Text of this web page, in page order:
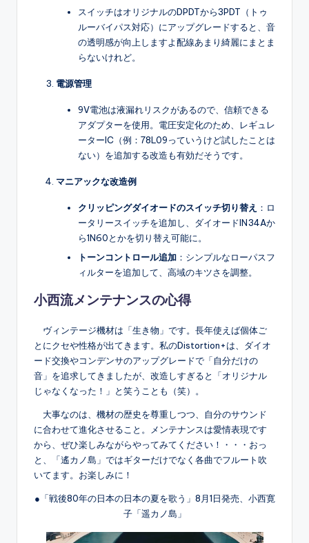
スイッチはオリジナルのDPDTから3PDT（トゥ
ルーバイパス対応）にアップグレードすると、音
の透明感が向上しますよ配線あまり綺麗にまとま
らないけれど。
電源管理
9V電池は液漏れリスクがあるので、信頼できる
アダプターを使用。電圧安定化のため、レギュレ
ーターIC（例：78L09っていうけど試したことは
ない）を追加する改造も有効だそうです。
マニアックな改造例
クリッピングダイオードのスイッチ切り替え ：ロ
ータリースイッチを追加し、ダイオードIN34Aか
ら1N60とかを切り替え可能に。
トーンコントロール追加 ：シンプルなローパスフ
ィルターを追加して、高域のキツさを調整。
小西流メンテナンスの心得
ヴィンテージ機材は「生き物」です。長年使えば個体ご
とにクセや性格が出てきます。私のDistortion+は、ダイオ
ード交換やコンデンサのアップグレードで「自分だけの
音」を追求してきましたが、改造しすぎると「オリジナル
じゃなくなった！」と笑うことも（笑）。
大事なのは、機材の歴史を尊重しつつ、自分のサウンド
に合わせて進化させること。メンテナンスは愛情表現です
から、ぜひ楽しみながらやってみてください！・・・おっ
と、「遙カノ島」ではギターだけでなく各曲でフルート吹
いてます。お楽しみに！
●「戦後80年の日本の日本の夏を歌う」8月1日発売、小西寛
子「遥カノ島」